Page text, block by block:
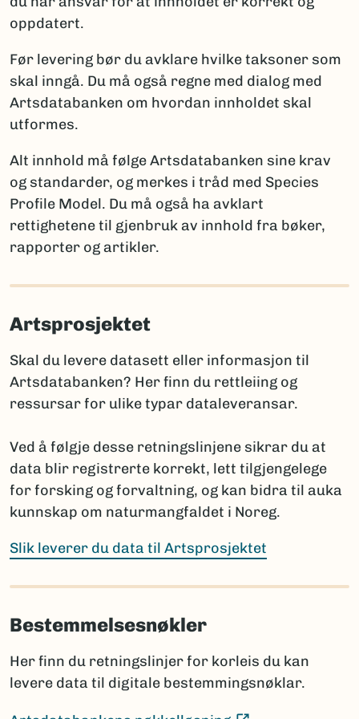
Artsdatabanken
ny for vitenskapen
ny for Norge
funn av en art som tidligere ble antatt forsvunnet
fra Norge
funn av art som er tidligere registrert i Norge
Merk:Kun én av disse opplysningene per takson skal
brukes for å sikre entydig statistikk. Et kommentarfelt
kan brukes ved behov for ytterligere forklaringer.
Rapportering av arter nye for vitenskapen
autor oppgis, sammen med litteraturreferanse der
regelverket for den aktuelle artsgruppen:
International Code of Nomenclature for Algae,
Fungi and Plants
(Ekstern lenke)
International Code of Zoological Nomenclature
slektsnavn + “sp. nov.”. Det bør da legges til en
kommentar om planlagt publisering: hvor og når
navnet skal publiseres i henhold til regelverket.
Prosjektet har ansvar for å informere Artsdatabanken
skjer lenge etter prosjektets slutt.
Sammenligning mot Artsdatabankens navneregister
innholdet i navneregisteret Nortaxa gjennom
listesøket.
Dette hjelper med å:
oppdatert.
Før levering bør du avklare hvilke taksoner som
skal inngå. Du må også regne med dialog med
Artsdatabanken om hvordan innholdet skal
utformes.
Alt innhold må følge Artsdatabanken sine krav
og standarder, og merkes i tråd med Species
Profile Model. Du må også ha avklart
rettighetene til gjenbruk av innhold fra bøker,
rapporter og artikler.
Artsprosjektet
Skal du levere datasett eller informasjon til
Artsdatabanken? Her finn du rettleiing og
ressursar for ulike typar dataleveransar.
Ved å følgje desse retningslinjene sikrar du at
data blir registrerte korrekt, lett tilgjengelege
for forsking og forvaltning, og kan bidra til auka
kunnskap om naturmangfaldet i Noreg.
Slik leverer du data til Artsprosjektet
Bestemmelsesnøkler
Her finn du retningslinjer for korleis du kan
levere data til digitale bestemmingsnøklar.